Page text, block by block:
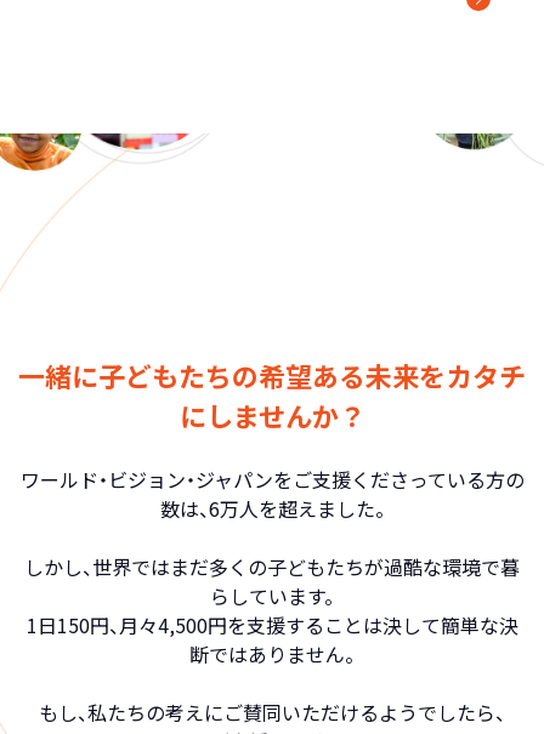
一緒に子どもたちの希望ある未来をカタチ
にしませんか？
ワールド・ビジョン・ジャパンをご支援くださっている方の
数は、6万人を超えました。
しかし、世界ではまだ多くの子どもたちが過酷な環境で暮
らしています。
1日150円、月々4,500円を支援することは決して簡単な決
断ではありません。
もし、私たちの考えにご賛同いただけるようでしたら、